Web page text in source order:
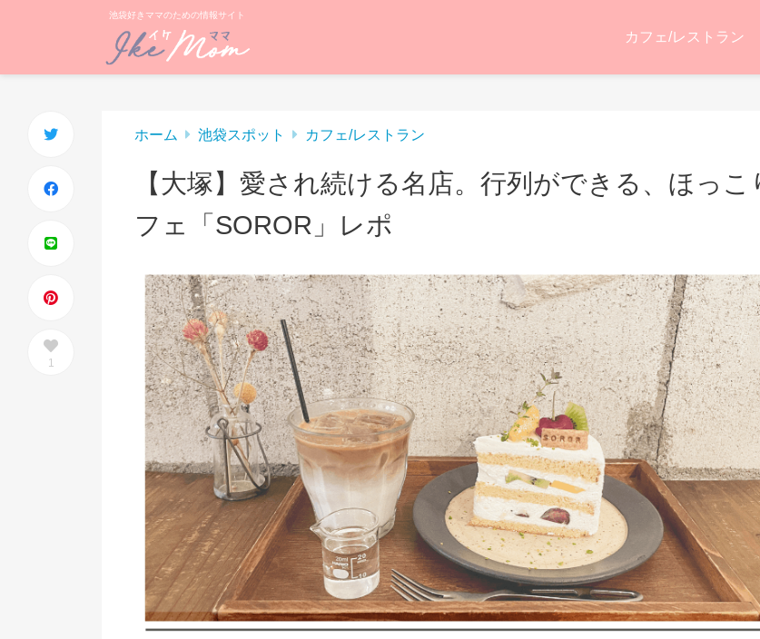
池袋好きママのための情報サイト
カフェ/レストラン
1
ホーム 池袋スポット カフェ/レストラン
【大塚】愛され続ける名店。行列ができる、ほっこ
フェ「SOROR」レポ